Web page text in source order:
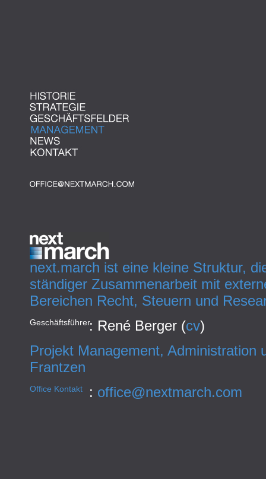
next.march ist eine kleine Struktur,
ständiger Zusammenarbeit mit
Bereichen Recht, Steuern und
Geschäftsführer: René Berger (cv)
Projekt Management, Administration
Frantzen
Office Kontakt : office@nextmarch.com